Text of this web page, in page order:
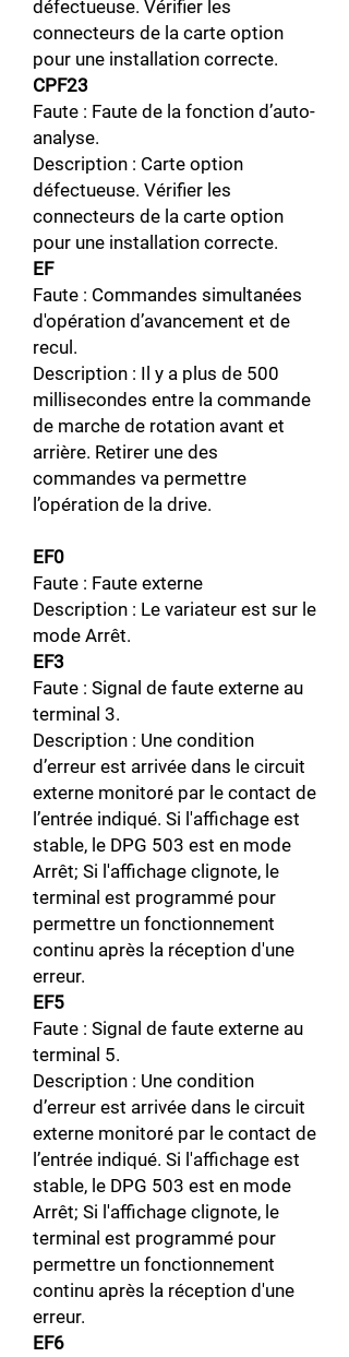
défectueuse. Vérifier les
connecteurs de la carte option
pour une installation correcte.
CPF23
Faute : Faute de la fonction d’auto-
analyse.
Description : Carte option
défectueuse. Vérifier les
connecteurs de la carte option
pour une installation correcte.
EF
Faute : Commandes simultanées
d'opération d’avancement et de
recul.
Description : Il y a plus de 500
millisecondes entre la commande
de marche de rotation avant et
arrière. Retirer une des
commandes va permettre
l’opération de la drive.
EF0
Faute : Faute externe
Description : Le variateur est sur le
mode Arrêt.
EF3
Faute : Signal de faute externe au
terminal 3.
Description : Une condition
d’erreur est arrivée dans le circuit
externe monitoré par le contact de
l’entrée indiqué. Si l'affichage est
stable, le DPG 503 est en mode
Arrêt; Si l'affichage clignote, le
terminal est programmé pour
permettre un fonctionnement
continu après la réception d'une
erreur.
EF5
Faute : Signal de faute externe au
terminal 5.
Description : Une condition
d’erreur est arrivée dans le circuit
externe monitoré par le contact de
l’entrée indiqué. Si l'affichage est
stable, le DPG 503 est en mode
Arrêt; Si l'affichage clignote, le
terminal est programmé pour
permettre un fonctionnement
continu après la réception d'une
erreur.
EF6